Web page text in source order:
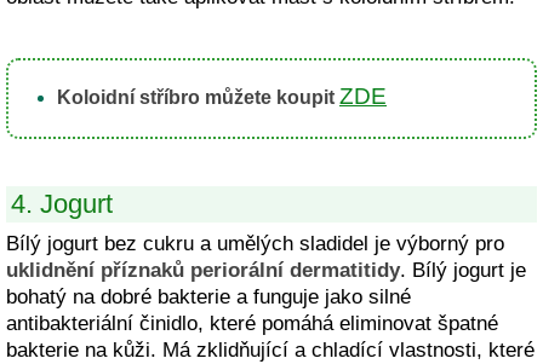
Koloidní stříbro můžete koupit ZDE
4. Jogurt
Bílý jogurt bez cukru a umělých sladidel je výborný pro
uklidnění příznaků periorální dermatitidy. Bílý jogurt je
bohatý na dobré bakterie a funguje jako silné
antibakteriální činidlo, které pomáhá eliminovat špatné
bakterie na kůži. Má zklidňující a chladící vlastnosti, které